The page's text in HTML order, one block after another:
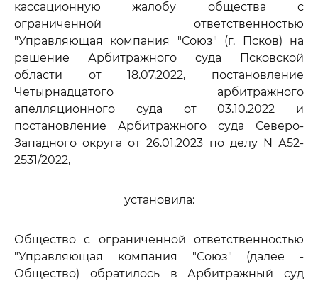
кассационную жалобу общества с
ограниченной ответственностью
"Управляющая компания "Союз" (г. Псков) на
решение Арбитражного суда Псковской
области от 18.07.2022, постановление
Четырнадцатого арбитражного
апелляционного суда от 03.10.2022 и
постановление Арбитражного суда Северо-
Западного округа от 26.01.2023 по делу N А52-
2531/2022,
установила:
Общество с ограниченной ответственностью
"Управляющая компания "Союз" (далее -
Общество) обратилось в Арбитражный суд